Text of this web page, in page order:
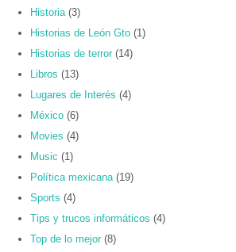
Historia (3)
Historias de León Gto (1)
Historias de terror (14)
Libros (13)
Lugares de Interés (4)
México (6)
Movies (4)
Music (1)
Política mexicana (19)
Sports (4)
Tips y trucos informáticos (4)
Top de lo mejor (8)